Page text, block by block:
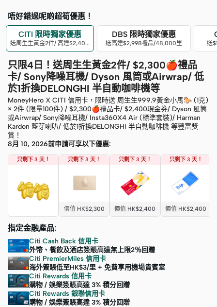
唔好錯過呢啲超筍優惠！
CITI 限時獨家優惠
送周生生黃金2件/ 高達$2,400現金券
DBS 限時獨家優惠
送高達$2,998禮品/48,000里 送
只限4日！送周生生黃金2件/ $2,300🍎禮品
卡/ Sony降噪耳機/ Dyson 風筒或Airwrap/ 低
於1折換DELONGHI 半自動咖啡機等
MoneyHero X CITI 信用卡，限時送 周生生999.9黃金小馬🐎 (1克)
× 2件 (限量100件) / $2,300🍎禮品卡/ $2,400現金券/ Dyson 風筒
或Airwrap/ Sony降噪耳機/ Insta360X4 Air (標準套裝)/ Harman
Kardon 藍芽喇叭/ 低於1折換DELONGHI 半自動咖啡機 等豐富獎
賞！
8月 10, 2026前申請可享以下優惠:
只剩下 3 天！ 只剩下 3 天！
價值 HK$2,300
只剩下 3 天！
價值 HK$2,400
只剩下 3 天！
價值 HK$2,400
指定金融產品:
Citi Cash Back 信用卡
外幣、餐飲及酒店簽賬高達無上限2％回贈
Citi PremierMiles 信用卡
海外簽賬低至HK$3/里 + 免費享用機場貴賓室
Citi Rewards 信用卡
購物 / 娛樂簽賬高達 3% 積分回贈
Citi Rewards 銀聯信用卡
購物 / 娛樂簽賬高達 3% 積分回贈